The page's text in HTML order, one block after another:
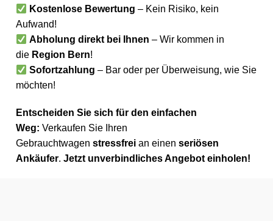
Kostenlose Bewertung – Kein Risiko, kein
Aufwand!
Abholung direkt bei Ihnen – Wir kommen in
die Region Bern!
Sofortzahlung – Bar oder per Überweisung, wie Sie
möchten!
Entscheiden Sie sich für den einfachen
Weg: Verkaufen Sie Ihren
Gebrauchtwagenstressfrei an einenseriösen
Ankäufer.Jetzt unverbindliches Angebot einholen!